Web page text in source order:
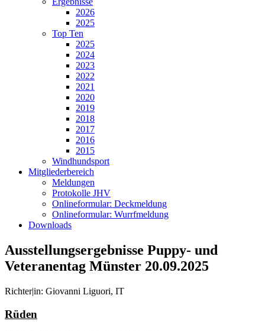
2026
2025
Top Ten
2025
2024
2023
2022
2021
2020
2019
2018
2017
2016
2015
Windhundsport
Mitgliederbereich
Meldungen
Protokolle JHV
Onlineformular: Deckmeldung
Onlineformular: Wurrfmeldung
Downloads
Ausstellungsergebnisse Puppy- und
Veteranentag Münster 20.09.2025
Richter|in: Giovanni Liguori, IT
Rüden